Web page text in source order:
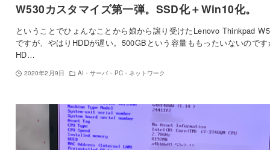
W530カスタマイズ第一弾。SSD化＋Win10化。
ということでひょんなことから娘から譲り受けたLenovo Thinkpad
ですが、やはりHDDが遅い。500GBという容量ももったいないので
HD…
2020年2月9日 AI・サーバ・PC・ネットワーク